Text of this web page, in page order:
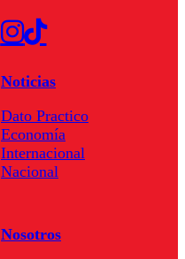
Noticias
Dato Practico
Economía
Internacional
Nacional
Nosotros